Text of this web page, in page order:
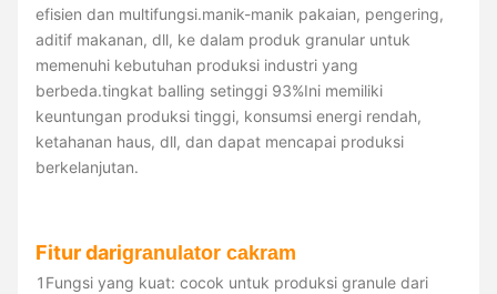
efisien dan multifungsi.manik-manik pakaian, pengering,
aditif makanan, dll, ke dalam produk granular untuk
memenuhi kebutuhan produksi industri yang
berbeda.tingkat balling setinggi 93%Ini memiliki
keuntungan produksi tinggi, konsumsi energi rendah,
ketahanan haus, dll, dan dapat mencapai produksi
berkelanjutan.
Fitur darigranulator cakram
1Fungsi yang kuat: cocok untuk produksi granule dari